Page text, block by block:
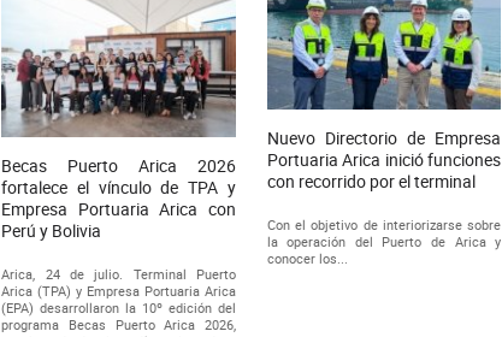
Becas Puerto Arica 2026
fortalece el vínculo de TPA y
Empresa Portuaria Arica con
Perú y Bolivia
Arica, 24 de julio. Terminal Puerto
Arica (TPA) y Empresa Portuaria Arica
(EPA) desarrollaron la 10º edición del
programa Becas Puerto Arica 2026,
Nuevo Directorio de Empresa
Portuaria Arica inició funciones
con recorrido por el terminal
Con el objetivo de interiorizarse sobre
la operación del Puerto de Arica y
conocer los...